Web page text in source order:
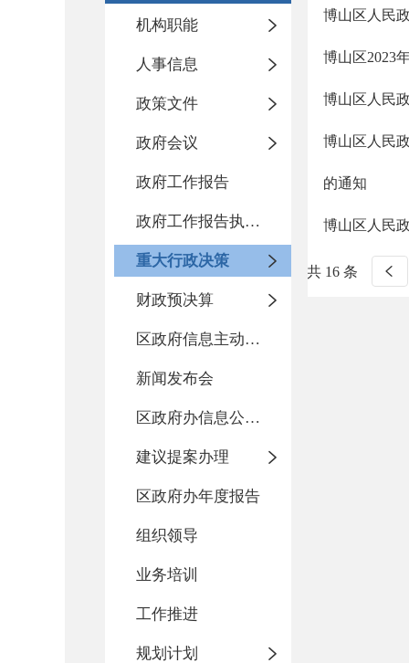
机构职能
人事信息
政策文件
政府会议
政府工作报告
政府工作报告执行落实情况
重大行政决策
财政预决算
区政府信息主动公开基本目录
新闻发布会
区政府办信息公开指南
建议提案办理
区政府办年度报告
组织领导
业务培训
工作推进
规划计划
博山区人民
博山区2023
博山区人民
博山区人民
的通知
博山区人民
共 16 条